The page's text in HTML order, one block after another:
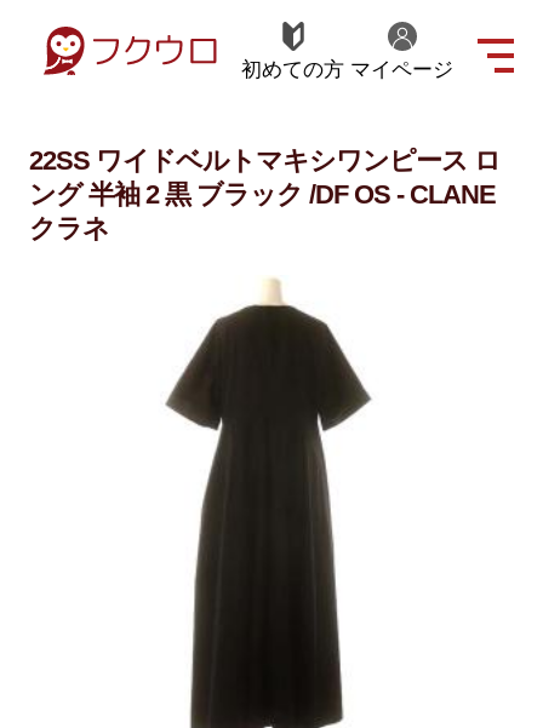
初めての方 マイページ
22SS ワイドベルトマキシワンピース ロ
ング 半袖 2 黒 ブラック /DF OS - CLANE
クラネ